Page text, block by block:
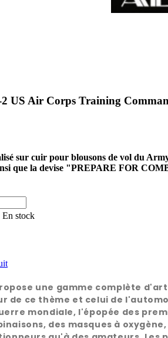
US Air Corps Training
sur cuir pour blousons de vol du
que la devise "PREPARE FOR
En stock
une gamme complète
de ce thème et celui de
mondiale, l'épopée des
des masques à